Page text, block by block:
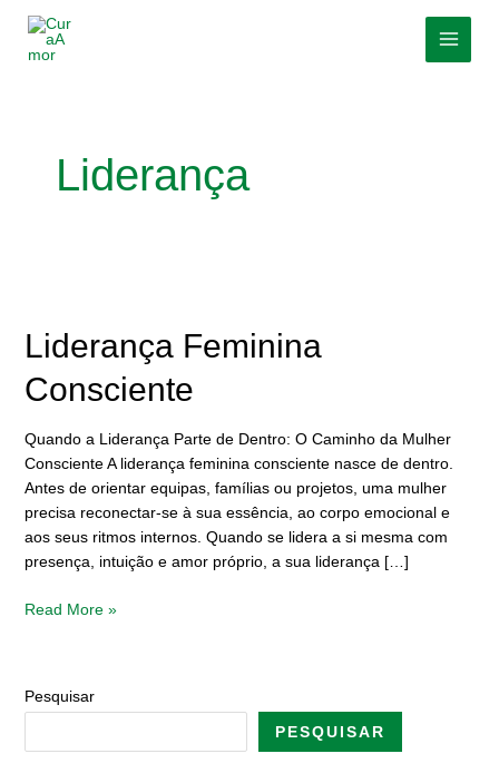
content
Liderança
Liderança Feminina
Consciente
Quando a Liderança Parte de Dentro: O Caminho da Mulher
Consciente A liderança feminina consciente nasce de dentro.
Antes de orientar equipas, famílias ou projetos, uma mulher
precisa reconectar-se à sua essência, ao corpo emocional e
aos seus ritmos internos. Quando se lidera a si mesma com
presença, intuição e amor próprio, a sua liderança […]
Consciente
Read More »
Pesquisar
PESQUISAR